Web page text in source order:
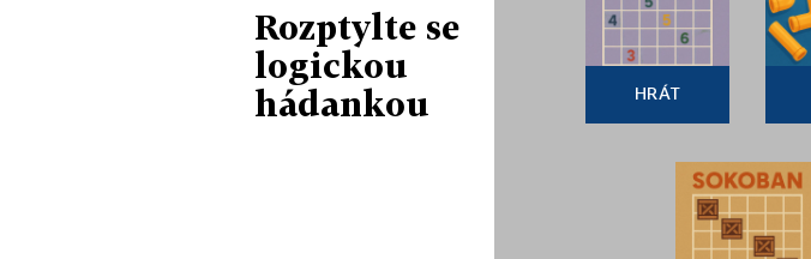
Rozptylte se
logickou
hádankou
HRÁT